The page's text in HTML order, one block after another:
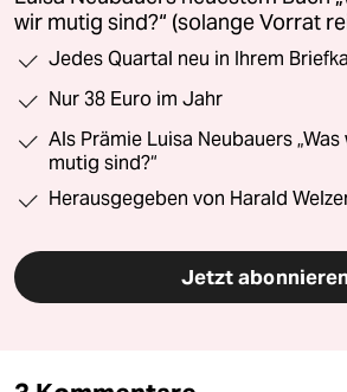
wir mutig sind?“ (solange Vorrat
Jedes Quartal neu in Ihrem
Nur 38 Euro im Jahr
Als Prämie Luisa Neubauers
mutig sind?“
Herausgegeben von Harald
Jetzt abonnieren